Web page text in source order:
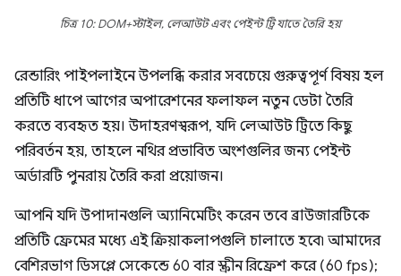
চিত্র 10: DOM+স্টাইল, লেআউট এবং পেইন্ট ট্রি যাতে তৈরি হয়
রেন্ডারিং পাইপলাইনে উপলব্ধি করার সবচেয়ে গুরুত্বপূর্ণ বিষয় হল
প্রতিটি ধাপে আগের অপারেশনের ফলাফল নতুন ডেটা তৈরি
করতে ব্যবহৃত হয়। উদাহরণস্বরূপ, যদি লেআউট ট্রিতে কিছু
পরিবর্তন হয়, তাহলে নথির প্রভাবিত অংশগুলির জন্য পেইন্ট
অর্ডারটি পুনরায় তৈরি করা প্রয়োজন।
আপনি যদি উপাদানগুলি অ্যানিমেটিং করেন তবে ব্রাউজারটিকে
প্রতিটি ফ্রেমের মধ্যে এই ক্রিয়াকলাপগুলি চালাতে হবে৷ আমাদের
বেশিরভাগ ডিসপ্লে সেকেন্ডে 60 বার স্ক্রীন রিফ্রেশ করে (60 fps);